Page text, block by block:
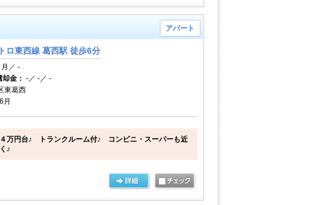
アパート
ロ東西線 葛西駅 徒歩6分
／ -
金： -／ -／ -
東葛西
月
４万円台♪ トランクルーム付♪ コンビニ・スーパーも近
く♪